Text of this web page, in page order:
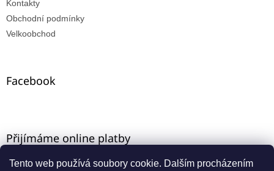
Tento web používá soubory cookie. Dalším procházením
Kontakty
Obchodní podmínky
Velkoobchod
Facebook
Přijímáme online platby